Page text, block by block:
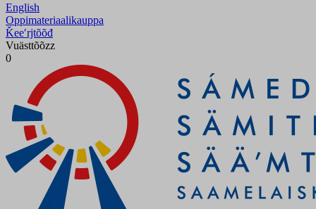
English
Oppimateriaalikauppa
Ǩeeʹrjtõõđ
Vuästtõõzz
0